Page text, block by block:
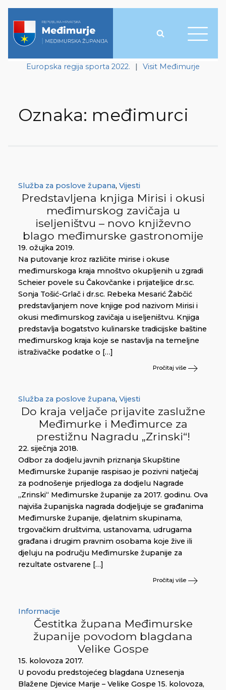
Europska regija sporta 2022. | Visit Međimurje
Oznaka: međimurci
Služba za poslove župana, Vijesti
Predstavljena knjiga Mirisi i okusi
međimurskog zavičaja u
iseljeništvu – novo književno
blago međimurske gastronomije
19. ožujka 2019.
Na putovanje kroz različite mirise i okuse
međimurskoga kraja mnoštvo okupljenih u zgradi
Scheier povele su Čakovčanke i prijateljice dr.sc.
Sonja Tošić-Grlač i dr.sc. Rebeka Mesarić Žabčić
predstavljanjem nove knjige pod nazivom Mirisi i
okusi međimurskog zavičaja u iseljeništvu. Knjiga
predstavlja bogatstvo kulinarske tradicijske baštine
međimurskog kraja koje se nastavlja na temeljne
istraživačke podatke o […]
Pročitaj više
Služba za poslove župana, Vijesti
Do kraja veljače prijavite zaslužne
Međimurke i Međimurce za
prestižnu Nagradu „Zrinski“!
22. siječnja 2018.
Odbor za dodjelu javnih priznanja Skupštine
Međimurske županije raspisao je pozivni natječaj
za podnošenje prijedloga za dodjelu Nagrade
„Zrinski“ Međimurske županije za 2017. godinu. Ova
najviša županijska nagrada dodjeljuje se građanima
Međimurske županije, djelatnim skupinama,
trgovačkim društvima, ustanovama, udrugama
građana i drugim pravnim osobama koje žive ili
djeluju na području Međimurske županije za
rezultate ostvarene […]
Pročitaj više
Informacije
Čestitka župana Međimurske
županije povodom blagdana
Velike Gospe
15. kolovoza 2017.
U povodu predstojećeg blagdana Uznesenja
Blažene Djevice Marije – Velike Gospe 15. kolovoza,